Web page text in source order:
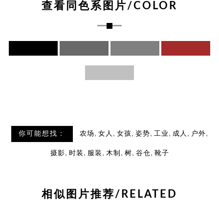
查看同色系图片/COLOR
你可能想找： 农场 , 女人 , 女孩, 姿势, 工业 , 成人 , 户外,
摄影, 时装 , 服装 , 木制 , 树, 谷仓, 靴子
相似图片推荐/RELATED